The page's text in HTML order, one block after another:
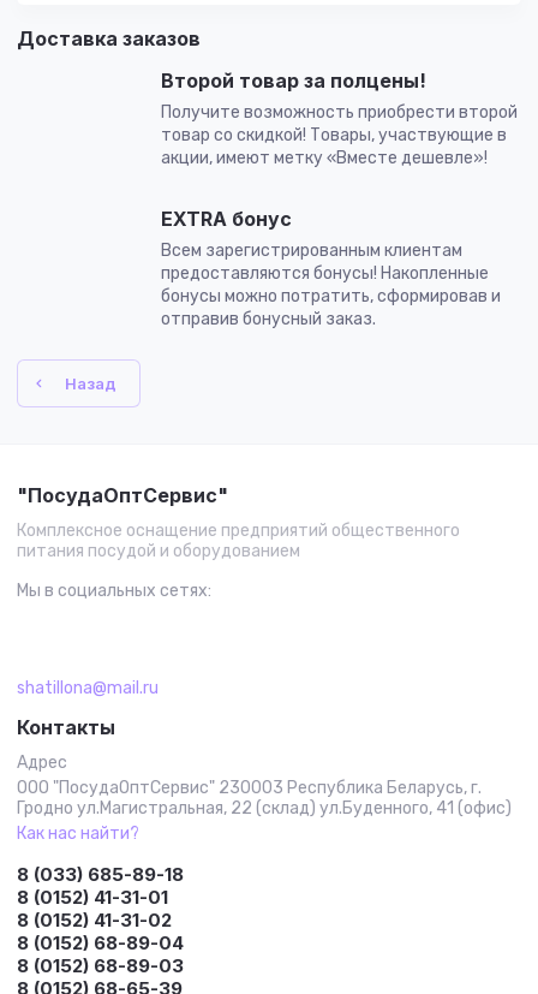
Доставка заказов
Второй товар за полцены!
Получите возможность приобрести второй
товар со скидкой! Товары, участвующие в
акции, имеют метку «Вместе дешевле»!
EXTRA бонус
Всем зарегистрированным клиентам
предоставляются бонусы! Накопленные
бонусы можно потратить, сформировав и
отправив бонусный заказ.
Назад
"ПосудаОптСервис"
Комплексное оснащение предприятий общественного
питания посудой и оборудованием
Мы в социальных сетях:
shatillona@mail.ru
Контакты
Адрес
ООО "ПосудаОптСервис" 230003 Республика Беларусь, г.
Гродно ул.Магистральная, 22 (склад) ул.Буденного, 41 (офис)
Как нас найти?
8 (033) 685-89-18
8 (0152) 41-31-01
8 (0152) 41-31-02
8 (0152) 68-89-04
8 (0152) 68-89-03
8 (0152) 68-65-39